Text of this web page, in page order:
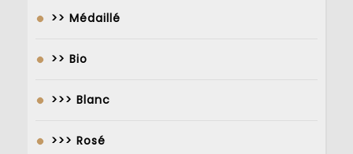
>> Médaillé
>> Bio
>>> Blanc
>>> Rosé